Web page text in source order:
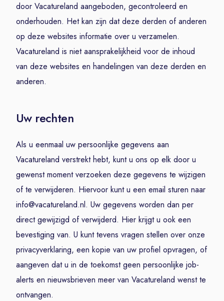
door Vacatureland aangeboden, gecontroleerd en
onderhouden. Het kan zijn dat deze derden of anderen
op deze websites informatie over u verzamelen.
Vacatureland is niet aansprakelijkheid voor de inhoud
van deze websites en handelingen van deze derden en
anderen.
Uw rechten
Als u eenmaal uw persoonlijke gegevens aan
Vacatureland verstrekt hebt, kunt u ons op elk door u
gewenst moment verzoeken deze gegevens te wijzigen
of te verwijderen. Hiervoor kunt u een email sturen naar
info@vacatureland.nl. Uw gegevens worden dan per
direct gewijzigd of verwijderd. Hier krijgt u ook een
bevestiging van. U kunt tevens vragen stellen over onze
privacyverklaring, een kopie van uw profiel opvragen, of
aangeven dat u in de toekomst geen persoonlijke job-
alerts en nieuwsbrieven meer van Vacatureland wenst te
ontvangen.